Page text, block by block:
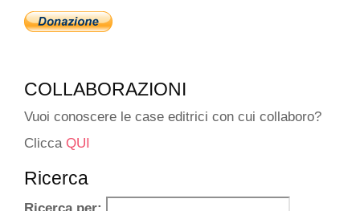
COLLABORAZIONI
Vuoi conoscere le case editrici con cui collaboro?
Clicca QUI
Ricerca